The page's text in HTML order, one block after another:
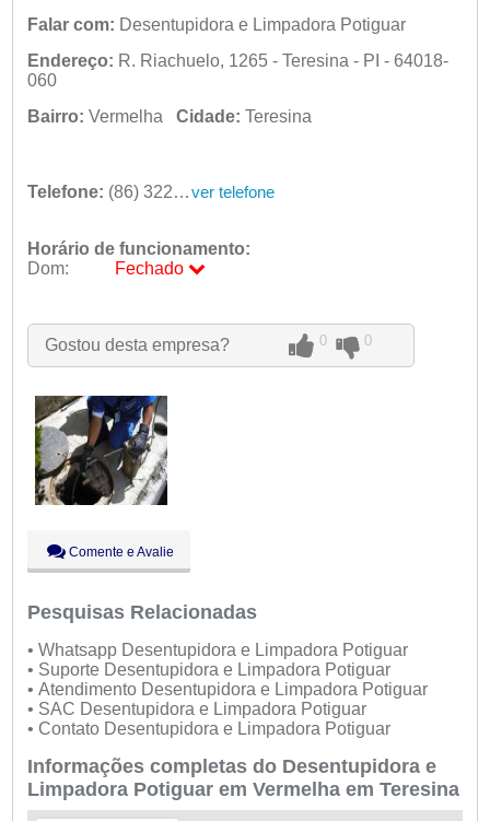
Falar com: Desentupidora e Limpadora Potiguar
Endereço: R. Riachuelo, 1265 - Teresina - PI - 64018-
060
Bairro: Vermelha Cidade: Teresina
Telefone: (86) 3221-6069 ver telefone
Horário de funcionamento:
Dom:
Fechado
Qua:
09:00 - 18:00
Qui:
09:00 - 18:00
Sáb:
Fechado
Dom:
Fechado
Gostou desta empresa? 0 0
Comente e Avalie
Pesquisas Relacionadas
• Whatsapp Desentupidora e Limpadora Potiguar
• Suporte Desentupidora e Limpadora Potiguar
• Atendimento Desentupidora e Limpadora Potiguar
• SAC Desentupidora e Limpadora Potiguar
• Contato Desentupidora e Limpadora Potiguar
Informações completas do Desentupidora e
Limpadora Potiguar em Vermelha em Teresina